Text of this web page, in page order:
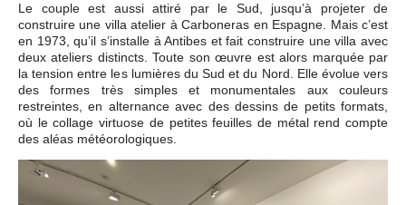
Le couple est aussi attiré par le Sud, jusqu’à projeter de
construire une villa atelier à Carboneras en Espagne. Mais c’est
en 1973, qu’il s’installe à Antibes et fait construire une villa avec
deux ateliers distincts. Toute son œuvre est alors marquée par
la tension entre les lumières du Sud et du Nord. Elle évolue vers
des formes très simples et monumentales aux couleurs
restreintes, en alternance avec des dessins de petits formats,
où le collage virtuose de petites feuilles de métal rend compte
des aléas météorologiques.